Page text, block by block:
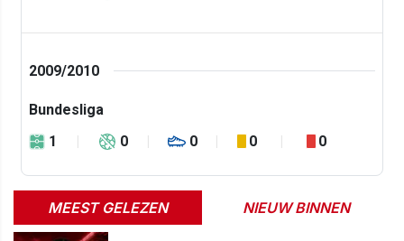
2009/2010
Bundesliga
1
0 0 0 0
MEEST GELEZEN NIEUW BINNEN